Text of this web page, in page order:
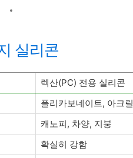
실리콘
렉산(PC) 전용 실리콘
폴리카보네이트, 아크릴
캐노피, 차양, 지붕
확실히 강함